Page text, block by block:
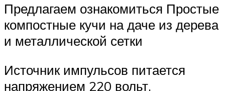
Предлагаем ознакомиться Простые
компостные кучи на даче из дерева
и металлической сетки
Источник импульсов питается
напряжением 220 вольт.